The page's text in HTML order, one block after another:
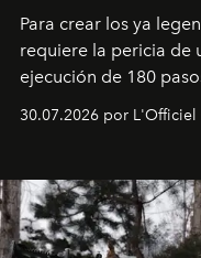
Para crear los ya
requiere la pericia de
ejecución de 180
semanas. Los
que se enseña
30.07.2026 por L'Officiel